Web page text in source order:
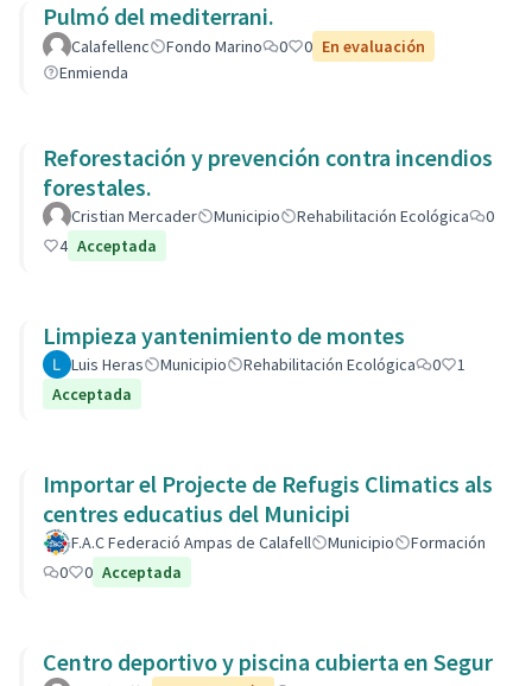
Pulmó del mediterrani.
Calafellenc Fondo Marino 0 0 En evaluación
Enmienda
Reforestación y prevención contra incendios
forestales.
Cristian Mercader Municipio Rehabilitación Ecológica
0
4 Acceptada
Limpieza yantenimiento de montes
Luis Heras Municipio Rehabilitación Ecológica 0
1
Acceptada
Importar el Projecte de Refugis Climatics als
centres educatius del Municipi
F.A.C Federació Ampas de Calafell Municipio
Formación
0
0 Acceptada
Centro deportivo y piscina cubierta en Segur